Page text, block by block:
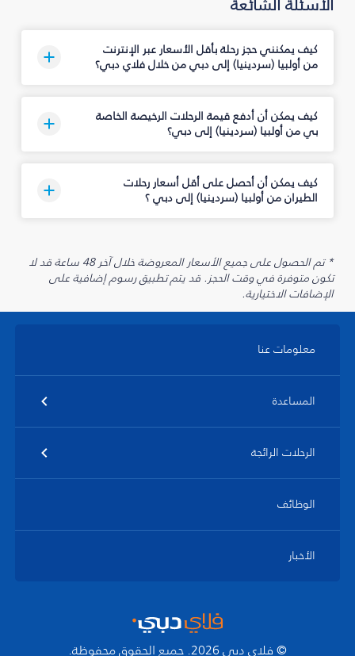
كيف يمكنني حجز رحلة بأقل الأسعار عبر الإنترنت
من أولبيا (سردينيا) إلى دبي من خلال فلاي دبي؟
كيف يمكن أن أدفع قيمة الرحلات الرخيصة الخاصة
بي من أولبيا (سردينيا) إلى دبي؟
كيف يمكن أن أحصل على أقل أسعار رحلات
الطيران من أولبيا (سردينيا) إلى دبي ؟
* تم الحصول على جميع الأسعار المعروضة خلال آخر 48 ساعة قد لا
تكون متوفرة في وقت الحجز. قد يتم تطبيق رسوم إضافية على
الإضافات الاختيارية.
معلومات عنا
المساعدة
الرحلات الرائجة
الوظائف
الأخبار
© فلاي دبي 2026. جميع الحقوق محفوظة.